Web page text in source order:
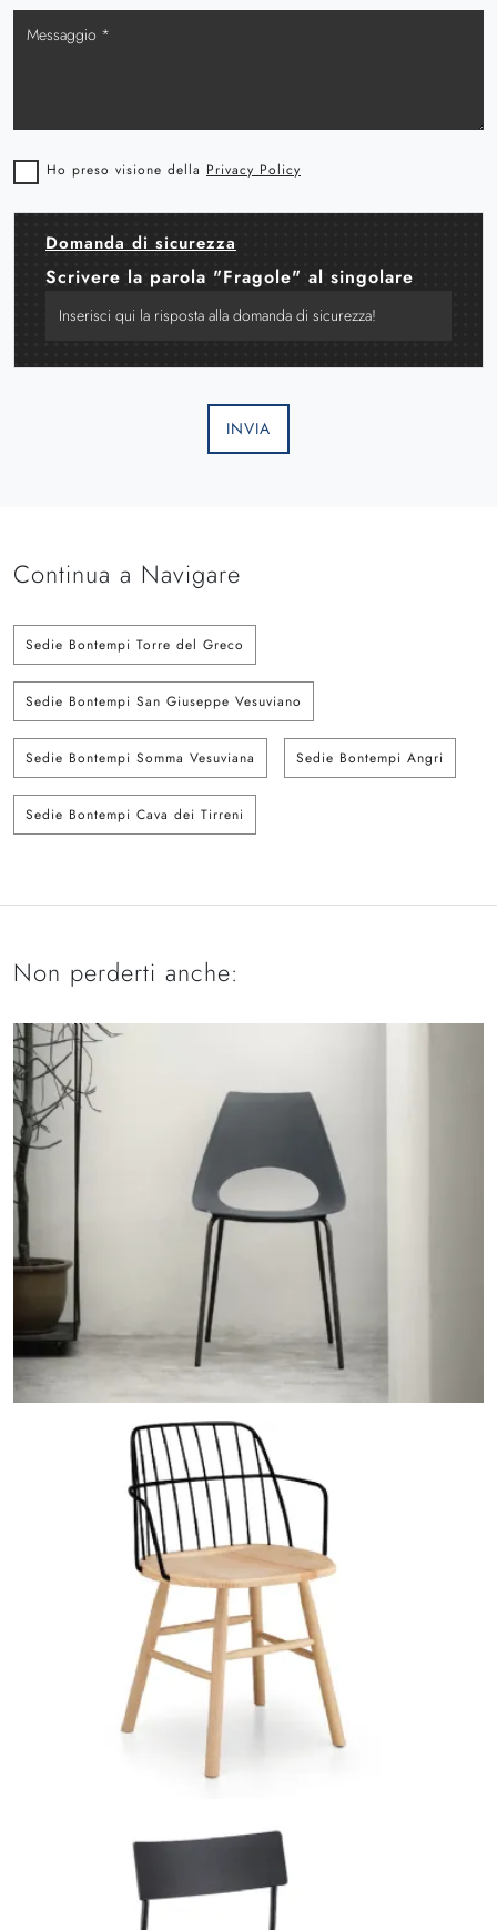
Ho preso visione della Privacy Policy
Domanda di sicurezza
Scrivere la parola "Fragole" al singolare
INVIA
Continua a Navigare
Sedie Bontempi Torre del Greco
Sedie Bontempi San Giuseppe Vesuviano
Sedie Bontempi Somma Vesuviana Sedie Bontempi Angri
Sedie Bontempi Cava dei Tirreni
Non perderti anche: